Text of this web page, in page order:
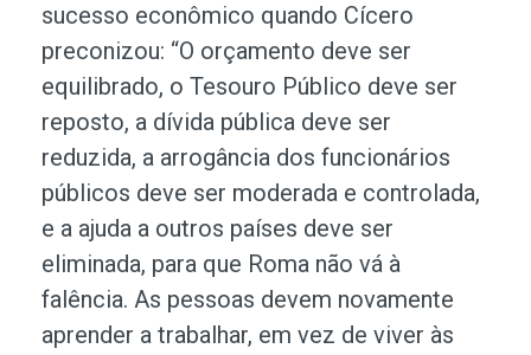
sucesso econômico quando Cícero
preconizou: “O orçamento deve ser
equilibrado, o Tesouro Público deve ser
reposto, a dívida pública deve ser
reduzida, a arrogância dos funcionários
públicos deve ser moderada e controlada,
e a ajuda a outros países deve ser
eliminada, para que Roma não vá à
falência. As pessoas devem novamente
aprender a trabalhar, em vez de viver às